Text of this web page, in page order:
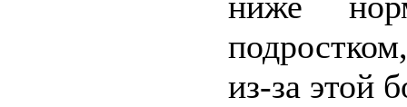
из-за этой